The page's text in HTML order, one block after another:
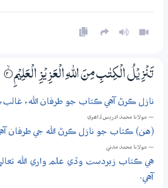
تَنْزِيْلُ الْكِتٰبِ مِنَ اللّٰهِ الْعَزِيْزِ الْعَلِيْمِ 2‏۝ۙ
نازل ڪرڻ آهي ڪتاب جو طرفان الله،
— مولانا محمد ادريس ڏاھري
(هن) ڪتاب جو نازل ڪرڻ الله جي طرفان
— مولانا محمد مدني
هي ڪتاب زبردست وڏي علم واري الله
آهي.